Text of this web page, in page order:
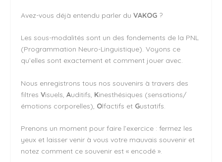
Avez-vous déjà entendu parler duVAKOG ?
Les sous-modalités sont un des fondements de la PNL
(Programmation Neuro-Linguistique). Voyons ce
qu’elles sont exactement et comment jouer avec.
Nous enregistrons tous nos souvenirs à travers des
filtresVisuels,Auditifs, Kinesthésiques (sensations/
émotions corporelles), Olfactifs et Gustatifs.
Prenons un moment pour faire l’exercice : fermez les
yeux et laisser venir à vous votre mauvais souvenir et
notez comment ce souvenir est « encodé ».